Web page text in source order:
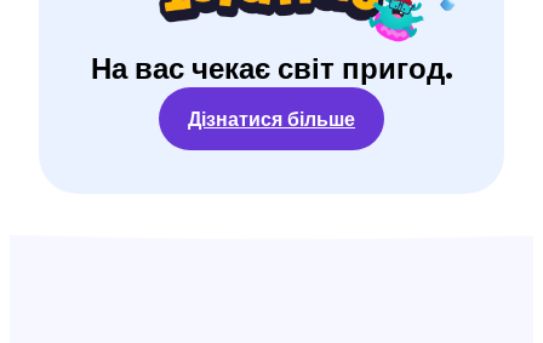
На вас чекає світ пригод.
Дізнатися більше